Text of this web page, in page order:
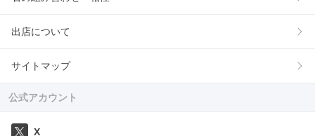
出店について
サイトマップ
公式アカウント
X